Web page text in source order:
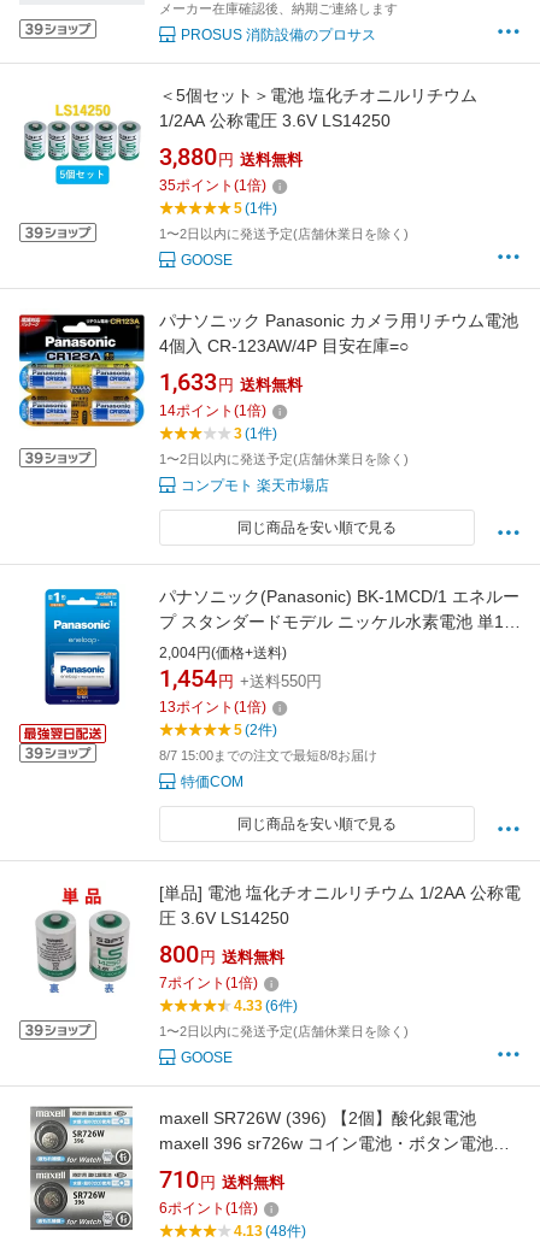
メーカー在庫確認後、納期ご連絡します
PROSUS 消防設備のプロサス
＜5個セット＞電池 塩化チオニルリチウム
1/2AA 公称電圧 3.6V LS14250
3,880 円 送料無料
35ポイント (1倍)
5(1件)
1〜2日以内に発送予定(店舗休業日を除く)
GOOSE
パナソニック Panasonic カメラ用リチウム電池
4個入 CR-123AW/4P 目安在庫=○
1,633 円 送料無料
14ポイント (1倍)
3(1件)
1〜2日以内に発送予定(店舗休業日を除く)
コンプモト 楽天市場店
同じ商品を安い順で見る
パナソニック(Panasonic) BK-1MCD/1 エネルー
プ スタンダードモデル ニッケル水素電池 単1形
充電式 1本
2,004円(価格+送料)
1,454 円 +送料550円
13ポイント (1倍)
5(2件)
8/7 15:00までの注文で最短8/8お届け
特価COM
同じ商品を安い順で見る
[単品] 電池 塩化チオニルリチウム 1/2AA 公称電
圧 3.6V LS14250
800 円 送料無料
7ポイント (1倍)
4.33(6件)
1〜2日以内に発送予定(店舗休業日を除く)
GOOSE
maxell SR726W (396) 【2個】酸化銀電池
maxell 396 sr726w コイン電池・ボタン電池・
時計用電池『新しいシルバータイプ』
710 円 送料無料
6ポイント (1倍)
4.13(48件)